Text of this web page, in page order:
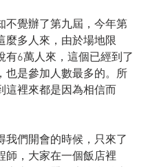
不覺辦了第九屆，今年第
麼多人來，由於場地限
有6萬人來，這個已經到了
也是參加人數最多的。所
這裡來都是因為相信而
我們開會的時候，只來了
師，大家在一個飯店裡